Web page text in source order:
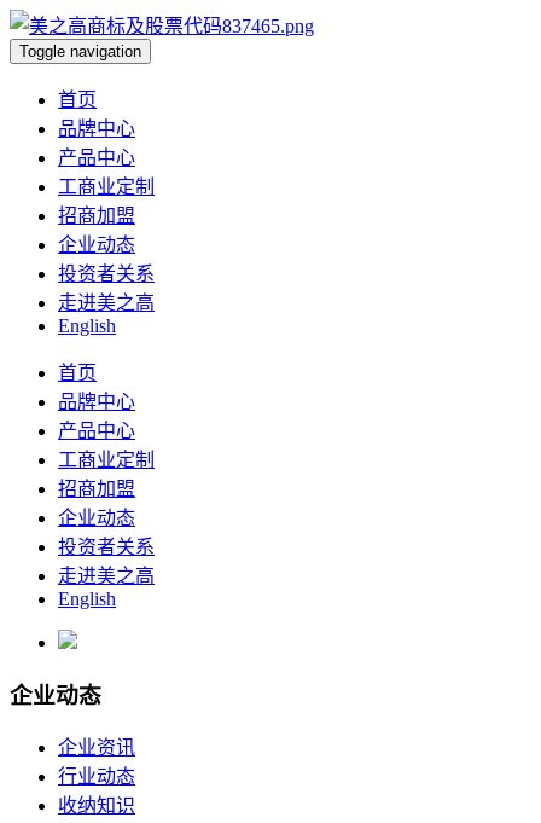
Toggle navigation
首页
品牌中心
产品中心
工商业定制
招商加盟
企业动态
投资者关系
走进美之高
English
首页
品牌中心
产品中心
工商业定制
招商加盟
企业动态
投资者关系
走进美之高
English
企业动态
企业资讯
行业动态
收纳知识